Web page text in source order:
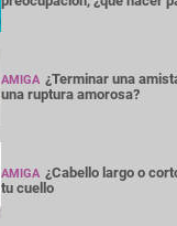
AMIGA ¿Terminar una
una ruptura amorosa?
AMIGA ¿Cabello largo o
tu cuello